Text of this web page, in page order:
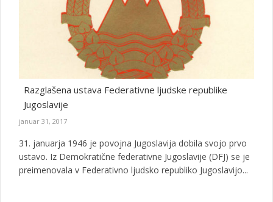
Razglašena ustava Federativne ljudske republike
Jugoslavije
januar 31, 2017
31. januarja 1946 je povojna Jugoslavija dobila svojo prvo
ustavo. Iz Demokratične federativne Jugoslavije (DFJ) se je
preimenovala v Federativno ljudsko republiko Jugoslavijo...